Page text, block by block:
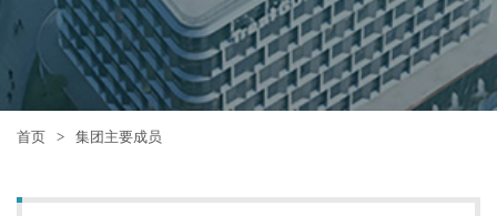
首页 > 集团主要成员